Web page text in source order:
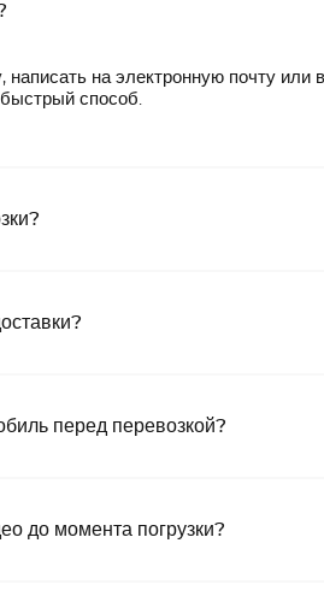
на электронную почту или
способ.
перед перевозкой?
до момента погрузки?